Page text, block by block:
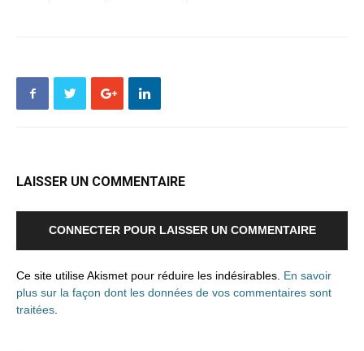
LAISSER UN COMMENTAIRE
CONNECTER POUR LAISSER UN COMMENTAIRE
Ce site utilise Akismet pour réduire les indésirables. En savoir
plus sur la façon dont les données de vos commentaires sont
traitées.